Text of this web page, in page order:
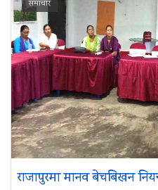
समाचार
राजापुरमा मानव बेचबिखन